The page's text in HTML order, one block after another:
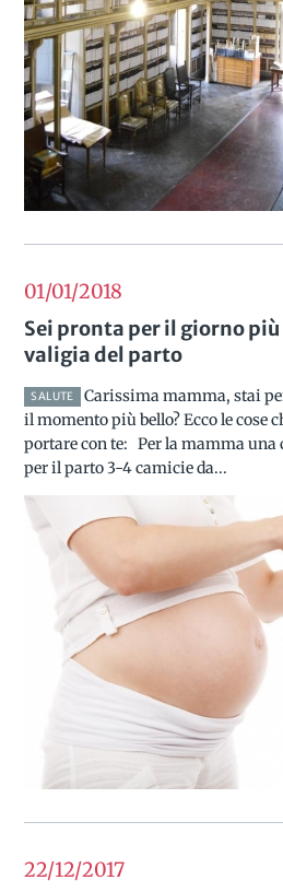
01/012018
Sei pronta per il giorno più
valigia del parto
SALUTE
Carissima mamma, stai
il momento più bello? Ecco le cose
portare con te: Per la mamma una
per il parto 3-4 camicie da...
22/122017